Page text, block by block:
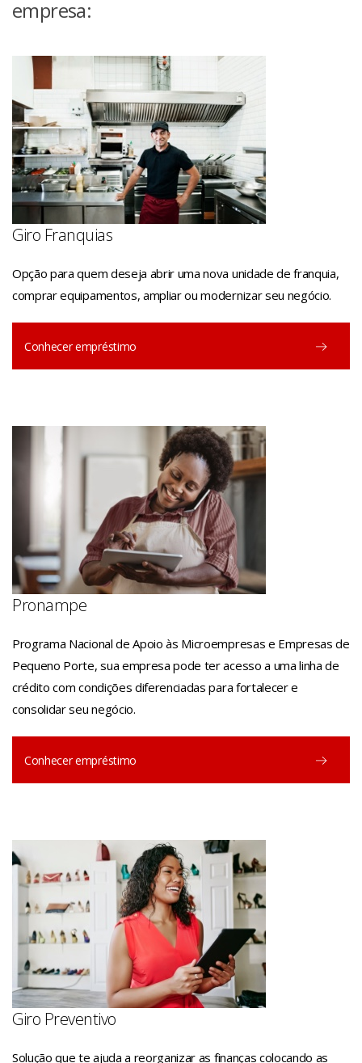
empresa:
Giro Franquias
Opção para quem deseja abrir uma nova unidade de franquia,
comprar equipamentos, ampliar ou modernizar seu negócio.
Conhecer empréstimo
Pronampe
Programa Nacional de Apoio às Microempresas e Empresas de
Pequeno Porte, sua empresa pode ter acesso a uma linha de
crédito com condições diferenciadas para fortalecer e
consolidar seu negócio.
Conhecer empréstimo
Giro Preventivo
Solução que te ajuda a reorganizar as finanças colocando as